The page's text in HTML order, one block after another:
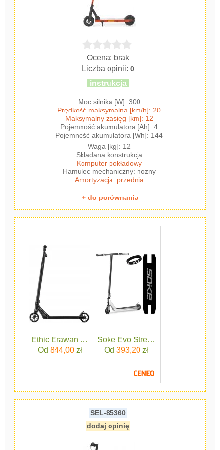
Ocena: brak
Liczba opinii:0
instrukcja
Moc silnika [W]: 300
Prędkość maksymalna [km/h]: 20
Maksymalny zasięg [km]: 12
Pojemność akumulatora [Ah]: 4
Pojemność akumulatora [Wh]: 144
Waga [kg]: 12
Składana konstrukcja
Komputer pokładowy
Hamulec mechaniczny: nożny
Amortyzacja: przednia
+ do porównania
Ethic Erawan V2m Black
Od 844,00zł
Soke Evo Street Silver
Od 393,20zł
SEL-85360
dodaj opinię